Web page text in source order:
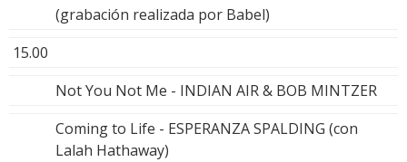
(grabación realizada por Babel)
15.00
Not You Not Me - INDIAN AIR & BOB MINTZER
Coming to Life - ESPERANZA SPALDING (con
Lalah Hathaway)